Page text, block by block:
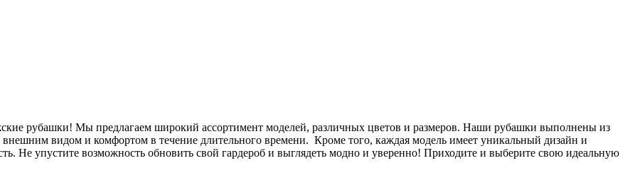
рубашки! Мы предлагаем широкий ассортимент моделей, различных цветов и размеров. Наши рубашки выполнены из
внешним видом и комфортом в течение длительного времени. Кроме того, каждая модель имеет уникальный дизайн и
Не упустите возможность обновить свой гардероб и выглядеть модно и уверенно! Приходите и выберите свою идеальную